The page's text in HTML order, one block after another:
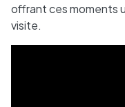
offrant ces moments
visite.